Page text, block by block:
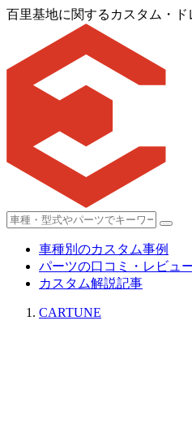
百里基地に関するカスタム・
車種別のカスタム事例
パーツの口コミ・レビュ
カスタム解説記事
CARTUNE